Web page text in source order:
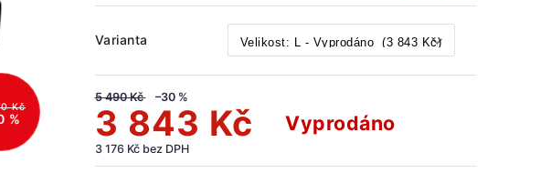
Kč
%
Varianta
5 490 Kč –30 %
3 843 Kč
3 176 Kč bez DPH
Vyprodáno